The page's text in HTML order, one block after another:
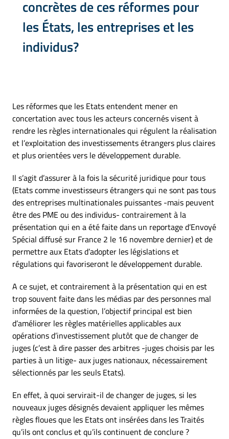
concrètes de ces réformes pour
les États, les entreprises et les
individus?
Les réformes que les Etats entendent mener en
concertation avec tous les acteurs concernés visent à
rendre les règles internationales qui régulent la réalisation
et l’exploitation des investissements étrangers plus claires
et plus orientées vers le développement durable.
Il s’agit d’assurer à la fois la sécurité juridique pour tous
(Etats comme investisseurs étrangers qui ne sont pas tous
des entreprises multinationales puissantes -mais peuvent
être des PME ou des individus- contrairement à la
présentation qui en a été faite dans un reportage d’Envoyé
Spécial diffusé sur France 2 le 16 novembre dernier) et de
permettre aux Etats d’adopter les législations et
régulations qui favoriseront le développement durable.
A ce sujet, et contrairement à la présentation qui en est
trop souvent faite dans les médias par des personnes mal
informées de la question, l’objectif principal est bien
d’améliorer les règles matérielles applicables aux
opérations d’investissement plutôt que de changer de
juges (c’est à dire passer des arbitres -juges choisis par les
parties à un litige- aux juges nationaux, nécessairement
sélectionnés par les seuls Etats).
En effet, à quoi servirait-il de changer de juges, si les
nouveaux juges désignés devaient appliquer les mêmes
règles floues que les Etats ont insérées dans les Traités
qu’ils ont conclus et qu’ils continuent de conclure ?